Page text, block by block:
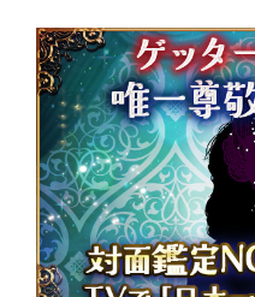
UPDATED
ON